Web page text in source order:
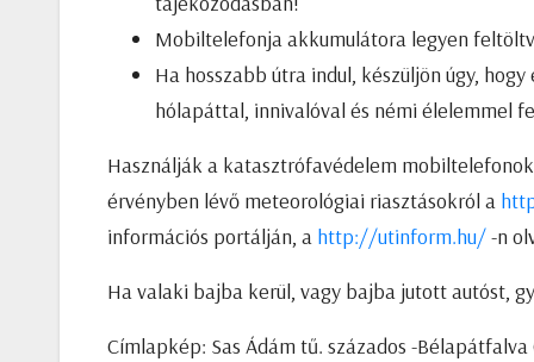
Mobiltelefonja akkumulátora legyen
Ha hosszabb útra indul, készüljön úgy,
hólapáttal, innivalóval és némi élelemmel
Használják a katasztrófavédelem
érvényben lévő meteorológiai riasztásokról a
információs portálján, a http://utinform.hu/-n
Ha valaki bajba kerül, vagy bajba jutott autóst,
Címlapkép: Sas Ádám tű. százados -Bélapátfalva